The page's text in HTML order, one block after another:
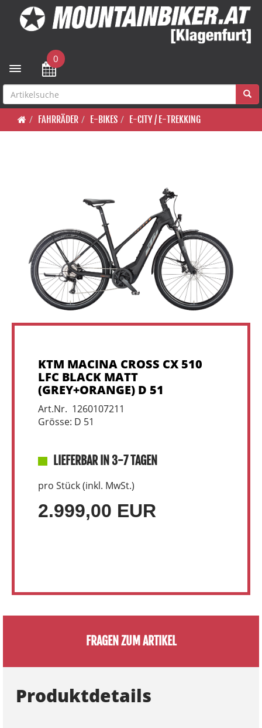
Toggle navigation
0
FAHRRÄDER E-BIKES E-CITY / E-TREKKING
KTM MACINA CROSS CX 510
LFC BLACK MATT
(GREY+ORANGE) D 51
Art.Nr. 1260107211
Grösse: D 51
LIEFERBAR IN 3-7 TAGEN
pro Stück (inkl. MwSt.)
2.999,00 EUR
FRAGEN ZUM ARTIKEL
Produktdetails